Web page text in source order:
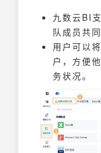
九数云BI
队成员共
用户可以
户，方便
务状况。